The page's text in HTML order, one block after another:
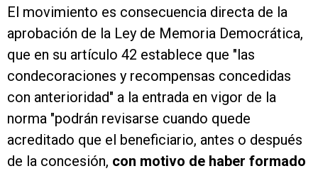
El movimiento es consecuencia directa de la
aprobación de la Ley de Memoria Democrática,
que en su artículo 42 establece que "las
condecoraciones y recompensas concedidas
con anterioridad" a la entrada en vigor de la
norma "podrán revisarse cuando quede
acreditado que el beneficiario, antes o después
de la concesión, con motivo de haber formado